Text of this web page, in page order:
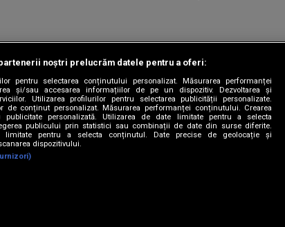
ROMANIA S.A.
|Contact/Info| Codul etic|Sitemap
și pe
noștri prelucrăm datele pentru a oferi:
pentru selectarea conținutului personalizat. Măsurarea performanței
și/sau accesarea informațiilor de pe un dispozitiv. Dezvoltarea și
Utilizarea profilurilor pentru selectarea publicității personalizate.
de conținut personalizat. Măsurarea performanței conținutului. Crearea
publicitate personalizată. Utilizarea de date limitate pentru a selecta
publicului prin statistici sau combinații de date din surse diferite.
limitate pentru a selecta conținutul. Date precise de geolocație și
dispozitivului.